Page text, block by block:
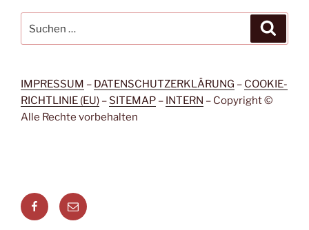
nach:
IMPRESSUM – DATENSCHUTZERKLÄRUNG – COOKIE-
RICHTLINIE (EU) – SITEMAP – INTERN – Copyright ©
Alle Rechte vorbehalten
FacebookMenüeintrag